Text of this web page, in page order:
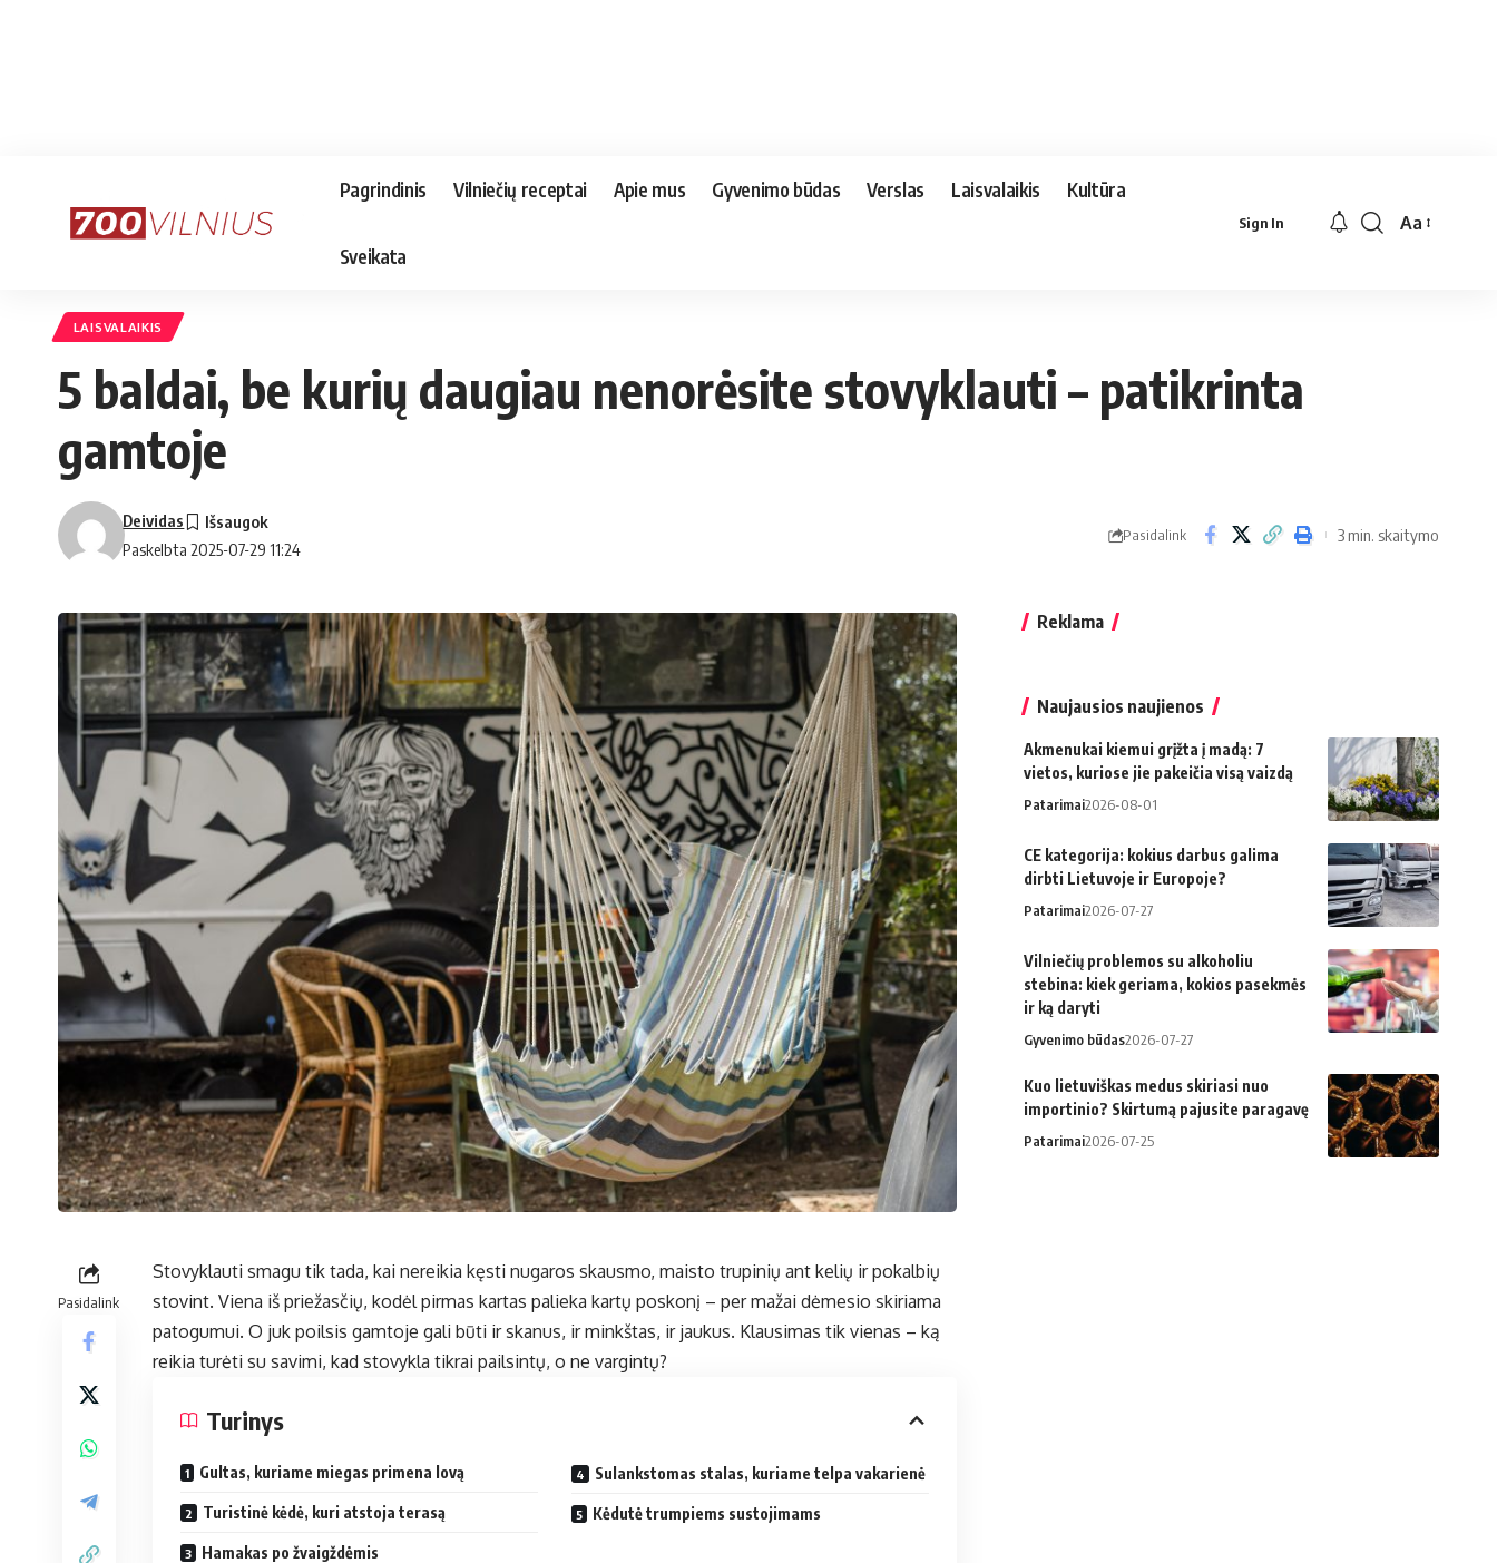
Pagrindinis Vilniečių receptai Apie mus Gyvenimo būdas Verslas Laisvalaikis Kultūra
Sveikata
Sign In
Font
Aa
LAISVALAIKIS
5 baldai, be kurių daugiau nenorėsite stovyklauti – patikrinta
gamtoje
Paskelbta 2025-07-29 11:24
Deividas
Pasidalink 3 min. skaitymo
Pasidalink
Stovyklauti smagu tik tada, kai nereikia kęsti nugaros skausmo, maisto trupinių ant kelių ir pokalbių
stovint. Viena iš priežasčių, kodėl pirmas kartas palieka kartų poskonį – per mažai dėmesio skiriama
patogumui. O juk poilsis gamtoje gali būti ir skanus, ir minkštas, ir jaukus. Klausimas tik vienas – ką
reikia turėti su savimi, kad stovykla tikrai pailsintų, o ne vargintų?
Turinys
Gultas, kuriame miegas primena lovą
Turistinė kėdė, kuri atstoja terasą
Hamakas po žvaigždėmis
Sulankstomas stalas, kuriame telpa vakarienė
Kėdutė trumpiems sustojimams
Reklama
Naujausios naujienos
Akmenukai kiemui grįžta į madą: 7
vietos, kuriose jie pakeičia visą vaizdą
Patarimai2026-08-01
CE kategorija: kokius darbus galima
dirbti Lietuvoje ir Europoje?
Patarimai2026-07-27
Vilniečių problemos su alkoholiu
stebina: kiek geriama, kokios pasekmės
ir ką daryti
Gyvenimo būdas2026-07-27
Kuo lietuviškas medus skiriasi nuo
importinio? Skirtumą pajusite paragavę
Patarimai2026-07-25